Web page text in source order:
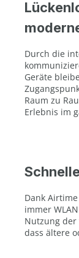
Durch die
Geräte
Raum zu
Erlebnis im
Dank
immer
Nutzung
dass ältere